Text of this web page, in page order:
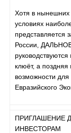
Хотя в нынешних
условиях
представляется
России,
клюёт, а поздняя
возможности для
Евразийского
ПРИГЛАШЕНИЕ
ИНВЕСТОРАМ